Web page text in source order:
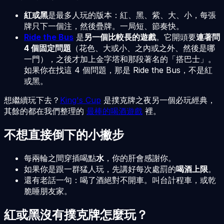
紅或黑是最多人玩的版本：紅、黑、紫、大、小，每張
牌只下一個注，然後疊牌。一局短、節奏快。
Ride the Bus 是另一個比較長的遊戲。它開頭要連著問
4 個固定問題 （花色、大或小、之內或之外、然後是哪
一門），之後才加上金字塔和那段著名的「搭巴士」。
如果你在找這 4 個問題，那是 Ride the Bus，不是紅
或黑。
想繼續玩下去？ King's Cup 是撲克牌之夜另一個必玩經典，
其餘的都在我們整理的 最棒的喝酒遊戲 裡。
不想直接倒下的小撇步
每兩輪之間穿插喝點水，你的肝會感謝你。
如果你是跟一群猛人玩，先講好每次處罰的喝酒上限。
還有老話一句：喝了酒絕對不開車。叫台計程車，或乾
脆睡朋友家。
紅或黑沒有撲克牌怎麼玩？